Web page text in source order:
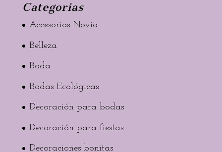
Categorias
Accesorios Novia
Belleza
Boda
Bodas Ecológicas
Decoración para bodas
Decoración para fiestas
Decoraciones bonitas